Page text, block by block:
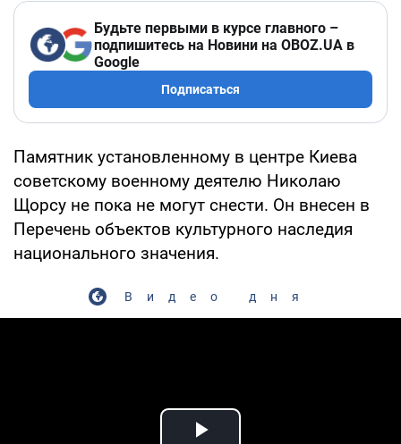
Будьте первыми в курсе главного –
подпишитесь на Новини на OBOZ.UA в
Google
Подписаться
Памятник установленному в центре Киева
советскому военному деятелю Николаю
Щорсу не пока не могут снести. Он внесен в
Перечень объектов культурного наследия
национального значения.
Видео дня